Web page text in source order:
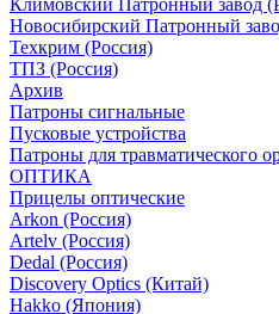
Климовский Патронный завод
Новосибирский Патронный
Техкрим (Россия)
ТПЗ (Россия)
Архив
Патроны сигнальные
Пусковые устройства
Патроны для травматического
ОПТИКА
Прицелы оптические
Arkon (Россия)
Artelv (Россия)
Dedal (Россия)
Discovery Optics (Китай)
Hakko (Япония)